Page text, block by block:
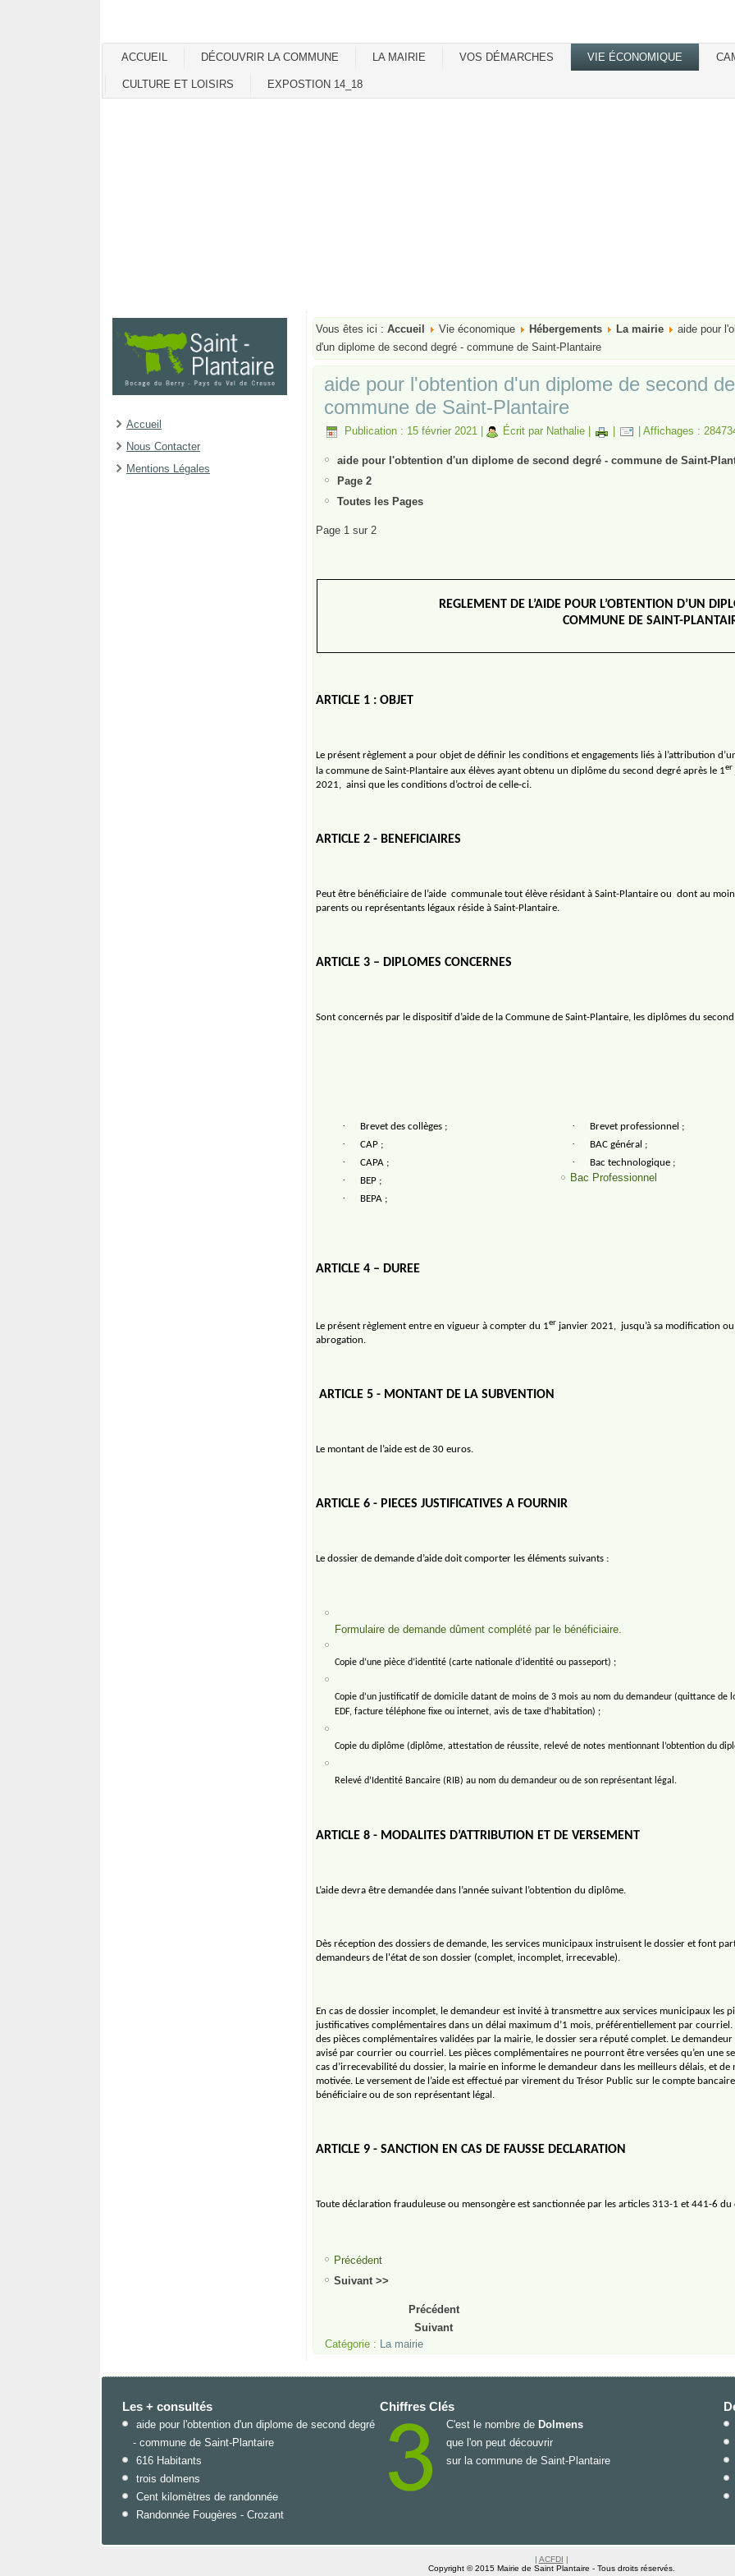
ACCUEIL DÉCOUVRIR LA COMMUNE LA MAIRIE VOS DÉMARCHES VIE ÉCONOMIQUE
CULTURE ET LOISIRS EXPOSTION 14_18
Accueil
Nous Contacter
Mentions Légales
Vous êtes ici : Accueil Vie économique Hébergements La mairie
aide pour
d'un diplome de second degré - commune de Saint-Plantaire
aide pour l'obtention d'un diplome de second
commune de Saint-Plantaire
Publication : 15 février 2021 Écrit par Nathalie Affichages :
aide pour l'obtention d'un diplome de second degré - commune de Saint-
Page 2
Toutes les Pages
Page 1 sur 2
REGLEMENT DE L’AIDE POUR L’OBTENTION D’UN
COMMUNE DE SAINT-
ARTICLE 1 : OBJET
Le présent règlement a pour objet de définir les conditions et engagements liés à l’attribution
la commune de Saint-Plantaire aux élèves ayant obtenu un diplôme du second degré après le 1er
2021, ainsi que les conditions d’octroi de celle-ci.
ARTICLE 2 - BENEFICIAIRES
Peut être bénéficiaire de l’aide communale tout élève résidant à Saint-Plantaire ou dont au
parents ou représentants légaux réside à Saint-Plantaire.
ARTICLE 3 – DIPLOMES CONCERNES
Sont concernés par le dispositif d’aide de la Commune de Saint-Plantaire, les diplômes du
· Brevet des collèges ;
· CAP ;
· CAPA ;
· BEP ;
· BEPA ;
· Brevet professionnel ;
· BAC général ;
· Bac technologique ;
Bac Professionnel
ARTICLE 4 – DUREE
Le présent règlement entre en vigueur à compter du 1er janvier 2021, jusqu’à sa modification
abrogation.
ARTICLE 5 - MONTANT DE LA SUBVENTION
Le montant de l’aide est de 30 euros.
ARTICLE 6 - PIECES JUSTIFICATIVES A FOURNIR
Le dossier de demande d’aide doit comporter les éléments suivants :
Formulaire de demande dûment complété par le bénéficiaire.
Copie d’une pièce d’identité (carte nationale d’identité ou passeport) ;
Copie d’un justificatif de domicile datant de moins de 3 mois au nom du demandeur (quittance de
EDF, facture téléphone fixe ou internet, avis de taxe d’habitation) ;
Copie du diplôme (diplôme, attestation de réussite, relevé de notes mentionnant l’obtention du
Relevé d’Identité Bancaire (RIB) au nom du demandeur ou de son représentant légal.
ARTICLE 8 - MODALITES D’ATTRIBUTION ET DE VERSEMENT
L’aide devra être demandée dans l’année suivant l’obtention du diplôme.
Dès réception des dossiers de demande, les services municipaux instruisent le dossier et font
demandeurs de l'état de son dossier (complet, incomplet, irrecevable).
En cas de dossier incomplet, le demandeur est invité à transmettre aux services municipaux les
justificatives complémentaires dans un délai maximum d’1 mois, préférentiellement par
des pièces complémentaires validées par la mairie, le dossier sera réputé complet. Le demandeur
avisé par courrier ou courriel. Les pièces complémentaires ne pourront être versées qu’en une
cas d’irrecevabilité du dossier, la mairie en informe le demandeur dans les meilleurs délais, et de
motivée. Le versement de l’aide est effectué par virement du Trésor Public sur le compte
bénéficiaire ou de son représentant légal.
ARTICLE 9 - SANCTION EN CAS DE FAUSSE DECLARATION
Toute déclaration frauduleuse ou mensongère est sanctionnée par les articles 313-1 et 441-6 du
Précédent
Suivant >>
Précédent
Suivant
Catégorie :
La mairie
Les + consultés
aide pour l'obtention d'un diplome de second degré
- commune de Saint-Plantaire
616 Habitants
trois dolmens
Cent kilomètres de randonnée
Randonnée Fougères - Crozant
Chiffres Clés
C'est le nombre de Dolmens
que l'on peut découvrir
sur la commune de Saint-Plantaire
| ACFDI |
Copyright © 2015 Mairie de Saint Plantaire - Tous droits réservés.